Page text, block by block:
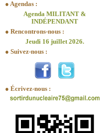
● Agendas :
Agenda MILITANT &
INDÉPENDANT
● Rencontrons-nous :
Jeudi 16 juillet 2026.
● Suivez-nous :
● Écrivez-nous :